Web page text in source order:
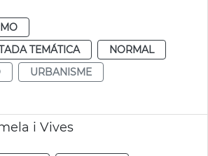
TEMÁTICA
NORMAL
URBANISME
i Vives